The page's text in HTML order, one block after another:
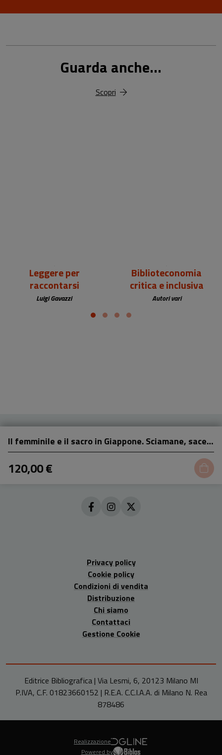
Guarda anche...
Scopri
Leggere per
raccontarsi
Luigi Gavazzi
Biblioteconomia
critica e inclusiva
Autori vari
Il femminile e il sacro in Giappone. Sciamane, sacerdotesse, monache, laiche fra Shintoismo e Buddhismo
120,00 €
Privacy policy
Cookie policy
Condizioni di vendita
Distribuzione
Chi siamo
Contattaci
Gestione Cookie
Editrice Bibliografica | Via Lesmi, 6, 20123 Milano MI
P.IVA, C.F. 01823660152 | R.E.A. C.C.I.A.A. di Milano N. Rea
878486
Realizzazione
Powered by